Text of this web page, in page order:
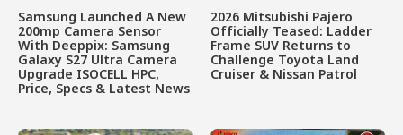
Samsung Launched A New
200mp Camera Sensor
With Deeppix: Samsung
Galaxy S27 Ultra Camera
Upgrade ISOCELL HPC,
Price, Specs & Latest News
2026 Mitsubishi Pajero
Officially Teased: Ladder
Frame SUV Returns to
Challenge Toyota Land
Cruiser & Nissan Patrol